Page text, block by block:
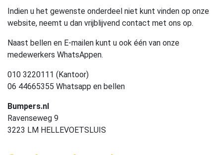
Indien u het gewenste onderdeel niet kunt vinden op onze
website, neemt u dan vrijblijvend contact met ons op.
Naast bellen en E-mailen kunt u ook één van onze
medewerkers WhatsAppen.
010 3220111 (Kantoor)
06 44665355 Whatsapp en bellen
Bumpers.nl
Ravenseweg 9
3223 LM HELLEVOETSLUIS